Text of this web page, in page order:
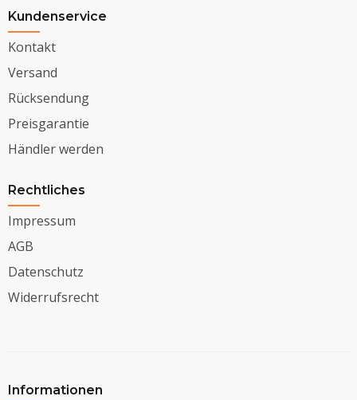
Kundenservice
Kontakt
Versand
Rücksendung
Preisgarantie
Händler werden
Rechtliches
Impressum
AGB
Datenschutz
Widerrufsrecht
Informationen